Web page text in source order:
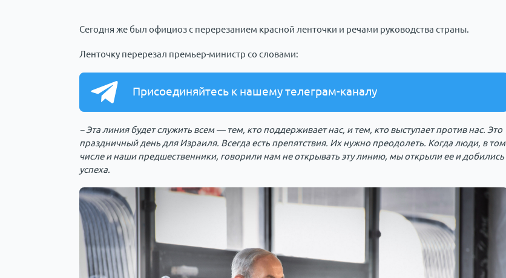
Сегодня же был официоз с перерезанием красной ленточки и речами руководства страны.
Ленточку перерезал премьер-министр со словами:
Присоединяйтесь к нашему телеграм-каналу
− Эта линия будет служить всем — тем, кто поддерживает нас, и тем, кто выступает против нас. Это
праздничный день для Израиля. Всегда есть препятствия. Их нужно преодолеть. Когда люди, в том
числе и наши предшественники, говорили нам не открывать эту линию, мы открыли ее и добились
успеха.